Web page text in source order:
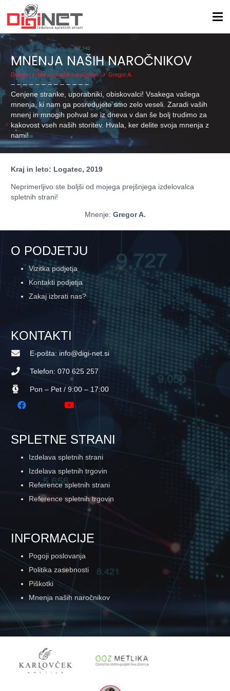
MNENJA NAŠIH NAROČNIKOV
Domov Mnenja naših naročnikov Gregor A.
– – – – – – – – – – – – –
Cenjene stranke, uporabniki, obiskovalci! Vsakega vašega
mnenja, ki nam ga posredujete smo zelo veseli. Zaradi vaših
mnenj in mnogih pohval se iz dneva v dan še bolj trudimo za
kakovost vseh naših storitev. Hvala, ker delite svoja mnenja z
nami!
Kraj in leto: Logatec, 2019
Neprimerljivo ste boljši od mojega prejšnjega izdelovalca
spletnih strani!
Mnenje: Gregor A.
O PODJETJU
Vizitka podjetja
Kontakti podjetja
Zakaj izbrati nas?
KONTAKTI
E-pošta: info@digi-net.si
Telefon: 070 625 257
Pon – Pet / 9:00 – 17:00
SPLETNE STRANI
Izdelava spletnih strani
Izdelava spletnih trgovin
Reference spletnih strani
Reference spletnih trgovin
INFORMACIJE
Pogoji poslovanja
Politika zasebnosti
Piškotki
Mnenja naših naročnikov